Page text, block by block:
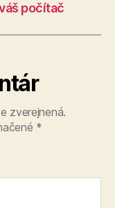
počítač
zverejnená.
*